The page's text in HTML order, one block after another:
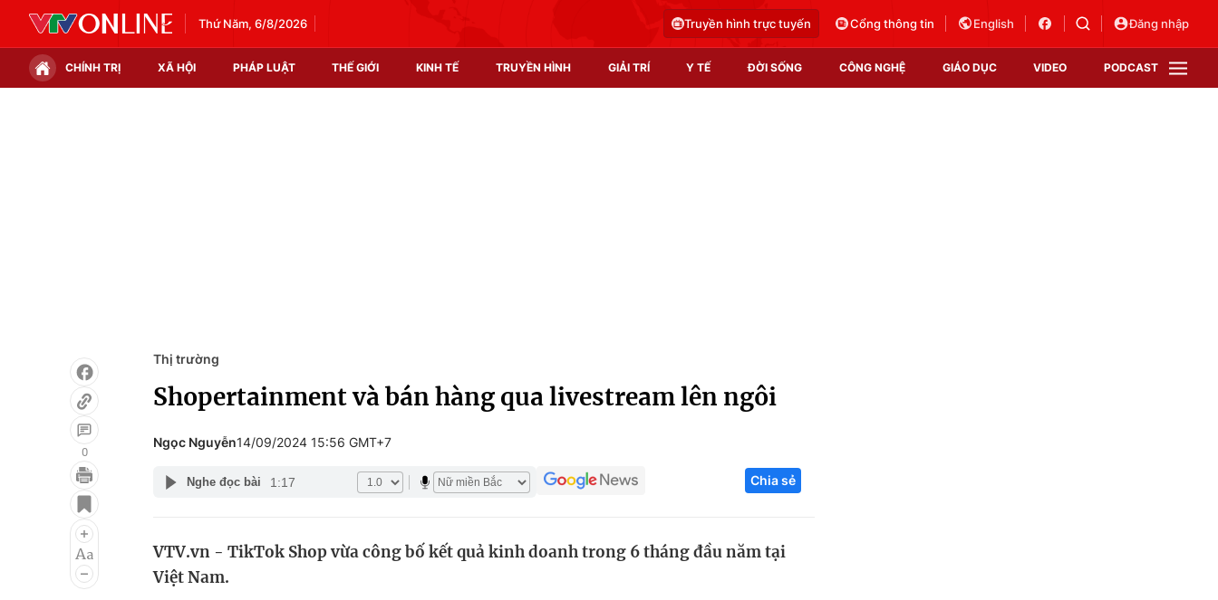
Thứ Năm, 6/8/2026 Truyền hình trực tuyến Cổng thông tin English Đăng nhập
CHÍNH TRỊ XÃ HỘI PHÁP LUẬT THẾ GIỚI KINH TẾ TRUYỀN HÌNH GIẢI TRÍ Y TẾ ĐỜI SỐNG CÔNG NGHỆ GIÁO DỤC VIDEO PODCAST
Infographic
Điện ảnh
Âm nhạc
Làm đẹp
Giáo dục
Học trực tuyến
Công nghệ
Sản phẩm
0
Thị trường
Shopertainment và bán hàng qua livestream lên ngôi
Ngọc Nguyễn14/09/2024 15:56 GMT+7
Nghe đọc bài 1:17 Chia sẻ
VTV.vn - TikTok Shop vừa công bố kết quả kinh doanh trong 6 tháng đầu năm tại
Việt Nam.